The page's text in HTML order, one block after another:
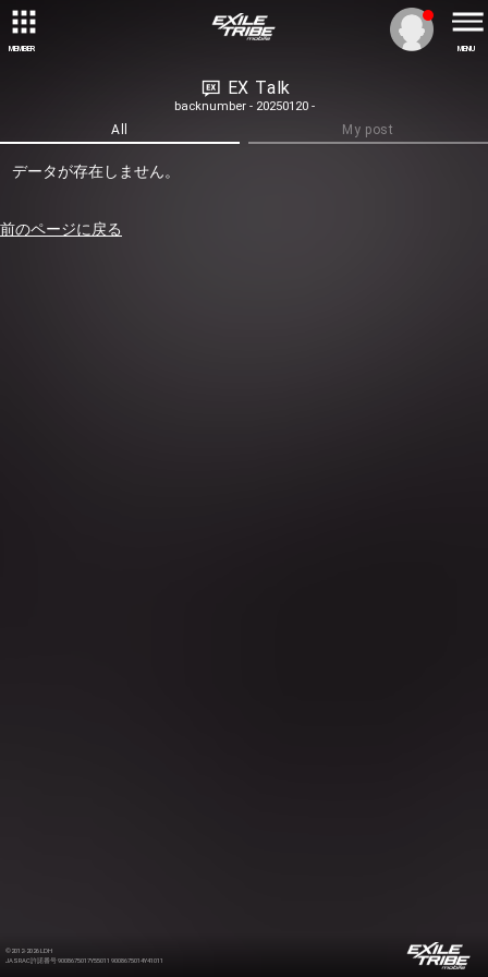
MEMBER MENU
EX Talk
backnumber - 20250120 -
All My post
データが存在しません。
前のページに戻る
©2012-2026 LDH
JASRAC許諾番号 9008675017Y55011 9008675014Y41011